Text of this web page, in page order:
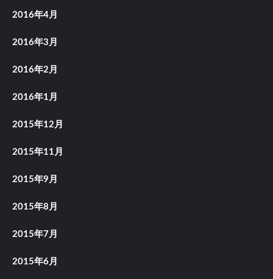
2016年4月
2016年3月
2016年2月
2016年1月
2015年12月
2015年11月
2015年9月
2015年8月
2015年7月
2015年6月